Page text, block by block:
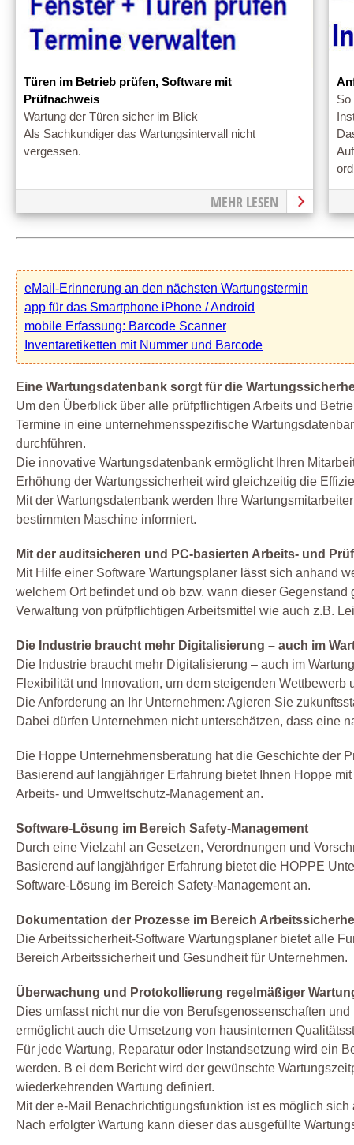
Türen im Betrieb prüfen, Software mit
Prüfnachweis
Wartung der Türen sicher im Blick
Als Sachkundiger das Wartungsintervall nicht
vergessen.
MEHR LESEN
So
eMail-Erinnerung an den nächsten Wartungstermin
app für das Smartphone iPhone / Android
mobile Erfassung: Barcode Scanner
Inventaretiketten mit Nummer und Barcode
Eine Wartungsdatenbank sorgt für die
Um den Überblick über alle prüfpflichtigen Arbeits und
Termine in eine unternehmensspezifische
durchführen.
Die innovative Wartungsdatenbank ermöglicht Ihren
Erhöhung der Wartungssicherheit wird gleichzeitig die
Mit der Wartungsdatenbank werden Ihre
bestimmten Maschine informiert.
Mit der auditsicheren und PC-basierten Arbeits- und
Mit Hilfe einer Software Wartungsplaner lässt sich anhand
welchem Ort befindet und ob bzw. wann dieser
Verwaltung von prüfpflichtigen Arbeitsmittel wie auch z.B.
Die Industrie braucht mehr Digitalisierung – auch im
Die Industrie braucht mehr Digitalisierung – auch im
Flexibilität und Innovation, um dem steigenden
Die Anforderung an Ihr Unternehmen: Agieren Sie
Dabei dürfen Unternehmen nicht unterschätzen, dass eine
Die Hoppe Unternehmensberatung hat die Geschichte der
Basierend auf langjähriger Erfahrung bietet Ihnen Hoppe
Arbeits- und Umweltschutz-Management an.
Software-Lösung im Bereich Safety-Management
Durch eine Vielzahl an Gesetzen, Verordnungen und
Basierend auf langjähriger Erfahrung bietet die HOPPE
Software-Lösung im Bereich Safety-Management an.
Dokumentation der Prozesse im Bereich
Die Arbeitssicherheit-Software Wartungsplaner bietet alle
Bereich Arbeitssicherheit und Gesundheit für Unternehmen.
Überwachung und Protokollierung regelmäßiger
Dies umfasst nicht nur die von Berufsgenossenschaften
ermöglicht auch die Umsetzung von hausinternen
Für jede Wartung, Reparatur oder Instandsetzung wird ein
werden. B ei dem Bericht wird der gewünschte
wiederkehrenden Wartung definiert.
Mit der e-Mail Benachrichtigungsfunktion ist es möglich
Nach erfolgter Wartung kann dieser das ausgefüllte